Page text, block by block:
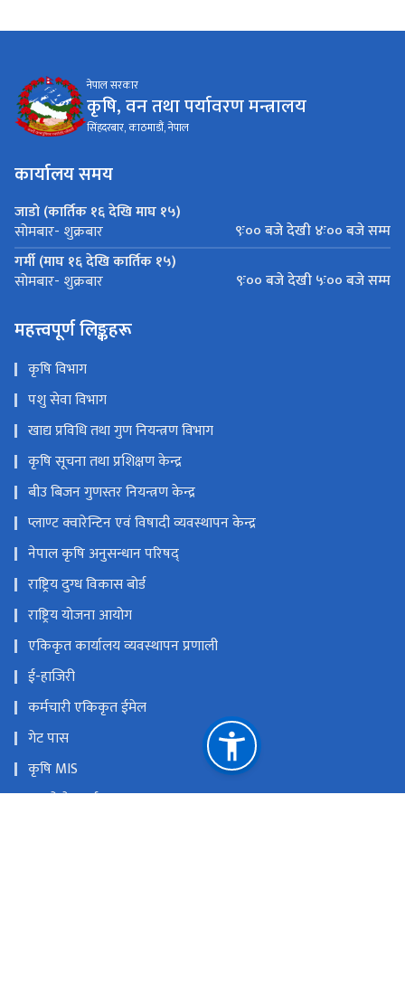
नेपाल सरकार
कृषि, वन तथा पर्यावरण मन्त्रालय
सिंहदरबार, काठमाडौं, नेपाल
कार्यालय समय
जाडो (कार्तिक १६ देखि माघ १५)
सोमबार- शुक्रबार
९ः०० बजे देखी ४ः०० बजे सम्म
गर्मी (माघ १६ देखि कार्तिक १५)
सोमबार- शुक्रबार ९ः०० बजे देखी ५ः०० बजे सम्म
महत्त्वपूर्ण लिङ्कहरू
कृषि विभाग
पशु सेवा विभाग
खाद्य प्रविधि तथा गुण नियन्त्रण विभाग
कृषि सूचना तथा प्रशिक्षण केन्द्र
बीउ बिजन गुणस्तर नियन्त्रण केन्द्र
प्लाण्ट क्वारेन्टिन एवं विषादी व्यवस्थापन केन्द्र
नेपाल कृषि अनुसन्धान परिषद्
राष्ट्रिय दुग्ध विकास बोर्ड
राष्ट्रिय योजना आयोग
एकिकृत कार्यालय व्यवस्थापन प्रणाली
ई-हाजिरी
कर्मचारी एकिकृत ईमेल
गेट पास
कृषि MIS
पुरानो वेभसाईट